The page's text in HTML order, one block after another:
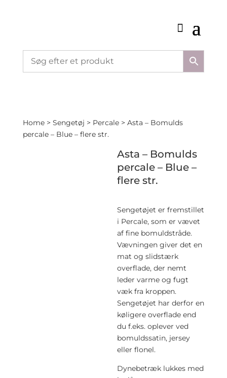
Home> Sengetøj > Percale> Asta – Bomulds
percale – Blue – flere str.
Asta – Bomulds
percale – Blue –
flere str.
Sengetøjet er fremstillet
i Percale, som er vævet
af fine bomuldstråde.
Vævningen giver det en
mat og slidstærk
overflade, der nemt
leder varme og fugt
væk fra kroppen.
Sengetøjet har derfor en
køligere overflade end
du f.eks. oplever ved
bomuldssatin, jersey
eller flonel.
Dynebetræk lukkes med